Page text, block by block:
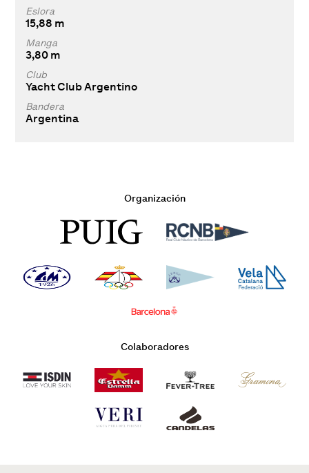
Eslora
15,88 m
Manga
3,80 m
Club
Yacht Club Argentino
Bandera
Argentina
Organización
Colaboradores